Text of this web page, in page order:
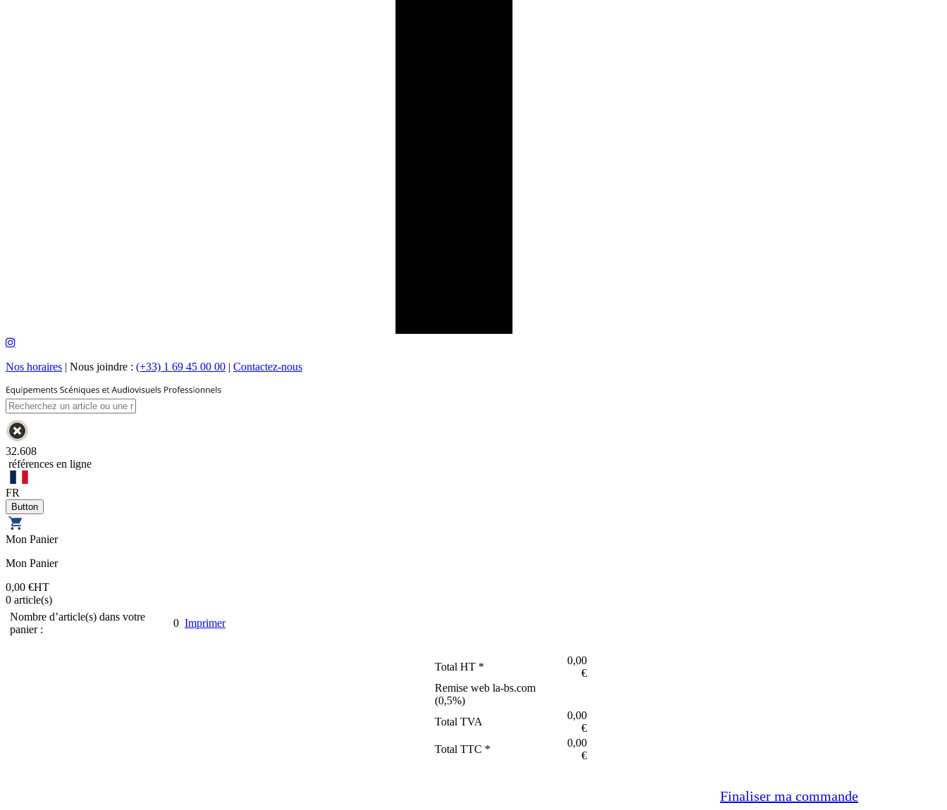
Nos horaires | Nous joindre : (+33) 1 69 45 00 00 | Contactez-nous
32.608
références en ligne
FR
Mon Panier
Mon Panier
0,00 €HT
0 article(s)
Nombre d’article(s) dans votre
panier :
0 Imprimer
Total HT *
0,00
€
Remise web la-bs.com
(0,5%)
Total TVA
0,00
€
Total TTC *
0,00
€
Finaliser ma commande